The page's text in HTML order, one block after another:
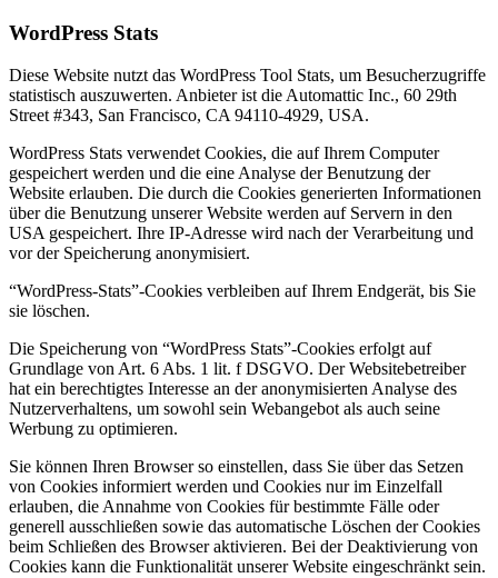
WordPress Stats
Diese Website nutzt das WordPress Tool Stats, um Besucherzugriffe
statistisch auszuwerten. Anbieter ist die Automattic Inc., 60 29th
Street #343, San Francisco, CA 94110-4929, USA.
WordPress Stats verwendet Cookies, die auf Ihrem Computer
gespeichert werden und die eine Analyse der Benutzung der
Website erlauben. Die durch die Cookies generierten Informationen
über die Benutzung unserer Website werden auf Servern in den
USA gespeichert. Ihre IP-Adresse wird nach der Verarbeitung und
vor der Speicherung anonymisiert.
“WordPress-Stats”-Cookies verbleiben auf Ihrem Endgerät, bis Sie
sie löschen.
Die Speicherung von “WordPress Stats”-Cookies erfolgt auf
Grundlage von Art. 6 Abs. 1 lit. f DSGVO. Der Websitebetreiber
hat ein berechtigtes Interesse an der anonymisierten Analyse des
Nutzerverhaltens, um sowohl sein Webangebot als auch seine
Werbung zu optimieren.
Sie können Ihren Browser so einstellen, dass Sie über das Setzen
von Cookies informiert werden und Cookies nur im Einzelfall
erlauben, die Annahme von Cookies für bestimmte Fälle oder
generell ausschließen sowie das automatische Löschen der Cookies
beim Schließen des Browser aktivieren. Bei der Deaktivierung von
Cookies kann die Funktionalität unserer Website eingeschränkt sein.